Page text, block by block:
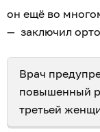
он ещё во
— заключил
Врач
повышенный
третьей